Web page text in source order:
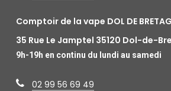
Comptoir de la vape DOL DE
35 Rue Le Jamptel 35120 Dol-de-
9h-19h en continu du lundi au samedi
02 99 56 69 49